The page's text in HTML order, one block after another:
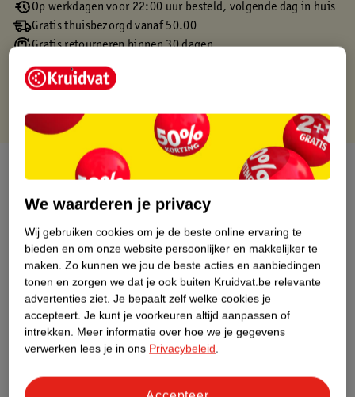
Op werkdagen voor 22:00 uur besteld, volgende dag in huis
Gratis thuisbezorgd vanaf 50.00
Gratis retourneren binnen 30 dagen
Gratis punten met je Kruidvat kaart
Over dit product
Productinformatie
Etiketinformatie
Nature Impact Score
Dit product heeft (nog) geen Nature
Impact Score.
Meer informatie
We waarderen je privacy
Wij gebruiken cookies om je de beste online ervaring te
bieden en om onze website persoonlijker en makkelijker te
maken. Zo kunnen we jou de beste acties en aanbiedingen
tonen en zorgen we dat je ook buiten Kruidvat.be relevante
advertenties ziet. Je bepaalt zelf welke cookies je
accepteert. Je kunt je voorkeuren altijd aanpassen of
intrekken. Meer informatie over hoe we je gegevens
verwerken lees je in ons Privacybeleid.